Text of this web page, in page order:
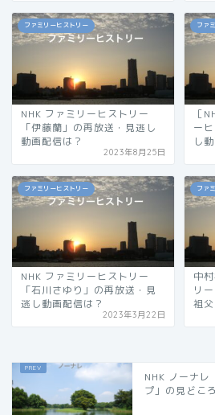
ファミリーヒストリー
NHK ファミリーヒストリー
「伊藤蘭」の再放送・見逃し
動画配信は？
2023年8月25日
ファ
［
ー
し
ファミリーヒストリー
NHK ファミリーヒストリー
「石川さゆり」の再放送・見
逃し動画配信は？
2023年3月22日
ファ
中
リ
祖
NHK ノーナレ
プ」の見どこ